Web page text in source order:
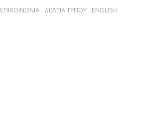
ΕΠΙΚΟΙΝΩΝΙΑ ΔΕΛΤΙΑ ΤΥΠΟΥ ENGLISH